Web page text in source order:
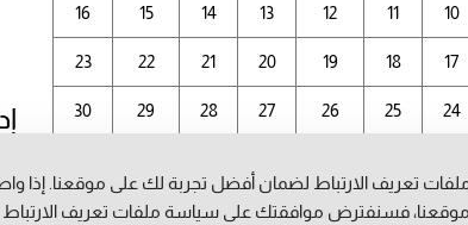
أغسطس 2026
10
11
12
13
14
15
16
17
18
19
20
21
22
23
24
25
26
27
28
29
30
تعريف الارتباط لضمان أفضل تجربة لك على موقعنا. إذا
فسنفترض موافقتك على سياسة ملفات تعريف الارتباط